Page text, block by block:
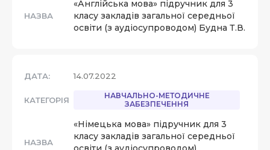
НАЗВА
«Англійська мова» підручник для 3
класу закладів загальної середньої
освіти (з аудіосупроводом) Будна Т.В.
ДАТА: 14.07.2022
КАТЕГОРІЯ
НАВЧАЛЬНО-МЕТОДИЧНЕ
ЗАБЕЗПЕЧЕННЯ
НАЗВА
«Німецька мова» підручник для 3
класу закладів загальної середньої